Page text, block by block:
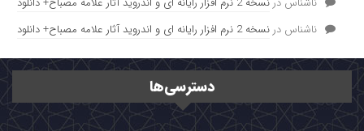
ناشناس درنسخه 2 نرم افزار رایانه ای و اندروید آثار علامه مصباح+ دانلود
دسترسی‌ها